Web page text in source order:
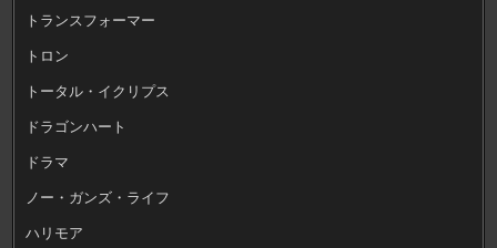
トランスフォーマー
トロン
トータル・イクリプス
ドラゴンハート
ドラマ
ノー・ガンズ・ライフ
ハリモア